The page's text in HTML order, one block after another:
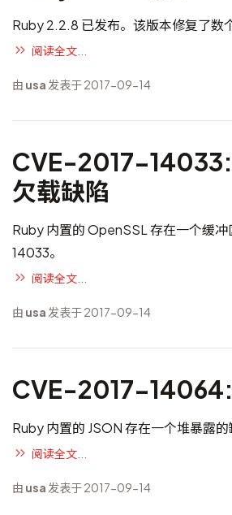
Ruby 2.2.8 已发布。该版本修复了数
阅读全文...
由 usa 发表于 2017-09-14
CVE-2017-14033:
欠载缺陷
Ruby 内置的 OpenSSL 存在一个缓
14033。
阅读全文...
由 usa 发表于 2017-09-14
CVE-2017-14064:
Ruby 内置的 JSON 存在一个堆暴露
阅读全文...
由 usa 发表于 2017-09-14